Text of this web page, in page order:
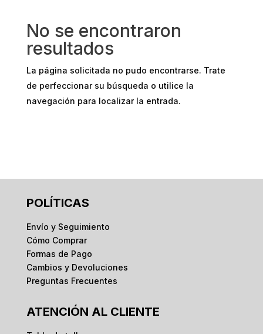
No se encontraron
resultados
La página solicitada no pudo encontrarse. Trate
de perfeccionar su búsqueda o utilice la
navegación para localizar la entrada.
POLÍTICAS
Envío y Seguimiento
Cómo Comprar
Formas de Pago
Cambios y Devoluciones
Preguntas Frecuentes
ATENCIÓN AL CLIENTE